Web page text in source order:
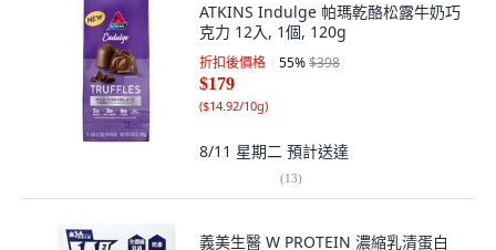
ATKINS Indulge 帕瑪乾酪松露牛奶巧
克力 12入, 1個, 120g
折扣後價格 55%$398
$179
($14.92/10g)
8/11 星期二 預計送達
(13)
義美生醫 W PROTEIN 濃縮乳清蛋白